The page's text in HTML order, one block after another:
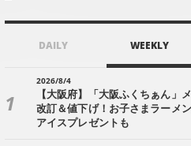
DAILY WEEKLY
2026/8/4
【大阪府】「大阪ふくちぁん」
改訂＆値下げ！お子さまラーメ
アイスプレゼントも